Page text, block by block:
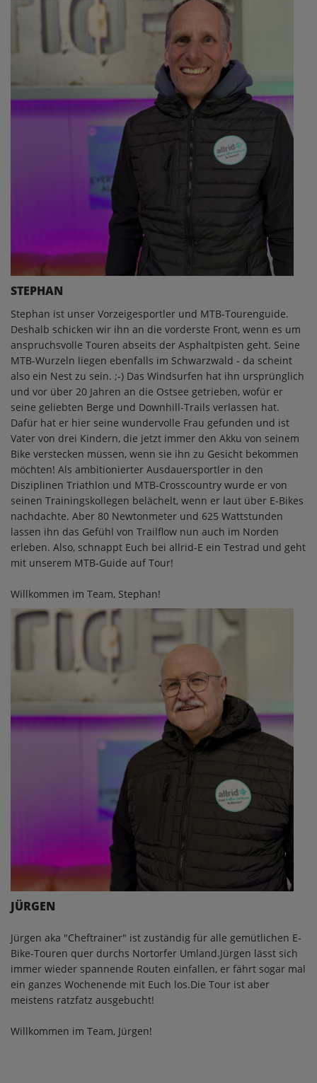
STEPHAN
Stephan ist unser Vorzeigesportler und MTB-Tourenguide.
Deshalb schicken wir ihn an die vorderste Front, wenn es um
anspruchsvolle Touren abseits der Asphaltpisten geht. Seine
MTB-Wurzeln liegen ebenfalls im Schwarzwald - da scheint
also ein Nest zu sein. ;-) Das Windsurfen hat ihn ursprünglich
und vor über 20 Jahren an die Ostsee getrieben, wofür er
seine geliebten Berge und Downhill-Trails verlassen hat.
Dafür hat er hier seine wundervolle Frau gefunden und ist
Vater von drei Kindern, die jetzt immer den Akku von seinem
Bike verstecken müssen, wenn sie ihn zu Gesicht bekommen
möchten! Als ambitionierter Ausdauersportler in den
Disziplinen Triathlon und MTB-Crosscountry wurde er von
seinen Trainingskollegen belächelt, wenn er laut über E-Bikes
nachdachte. Aber 80 Newtonmeter und 625 Wattstunden
lassen ihn das Gefühl von Trailflow nun auch im Norden
erleben. Also, schnappt Euch bei allrid-E ein Testrad und geht
mit unserem MTB-Guide auf Tour!
Willkommen im Team, Stephan!
JÜRGEN
Jürgen aka "Cheftrainer" ist zuständig für alle gemütlichen E-
Bike-Touren quer durchs Nortorfer Umland.Jürgen lässt sich
immer wieder spannende Routen einfallen, er fährt sogar mal
ein ganzes Wochenende mit Euch los.Die Tour ist aber
meistens ratzfatz ausgebucht!
Willkommen im Team, Jürgen!